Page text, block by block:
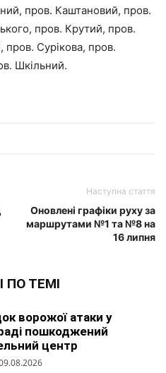
пров. Каштановий, пров.
пров. Крутий, пров.
Сурікова, пров.
Шкільний.
Наступна стаття
Оновлені графіки руху за
маршрутами №1 та №8 на
16 липня
ПО ТЕМІ
ворожої атаки у
пошкоджений
центр